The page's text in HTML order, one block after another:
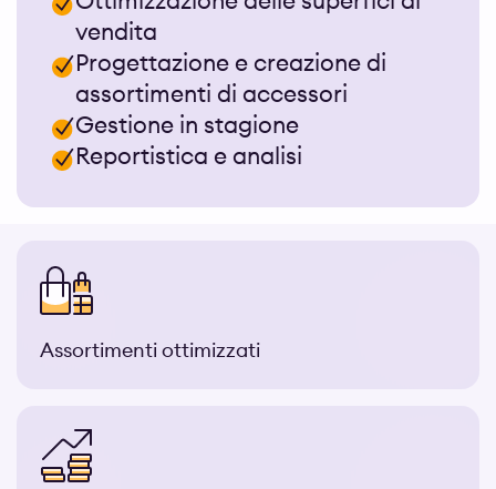
vendita
Progettazione e creazione di
assortimenti di accessori
Gestione in stagione
Reportistica e analisi
Assortimenti ottimizzati